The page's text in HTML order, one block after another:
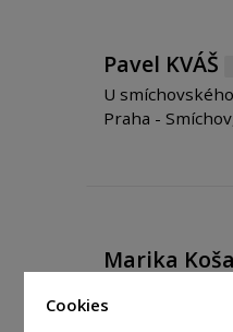
Cookies
Pavel KVÁŠ
U
Praha -
Marika